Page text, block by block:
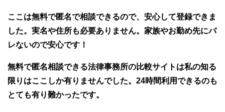
ここは無料で匿名で相談できるので、安心して登録できま
した。実名や住所も必要ありません。家族やお勤め先にバ
レないので安心です！
無料で匿名相談できる法律事務所の比較サイトは私の知る
限りはここしか有りませんでした。24時間利用できるのも
とても有り難かったです。